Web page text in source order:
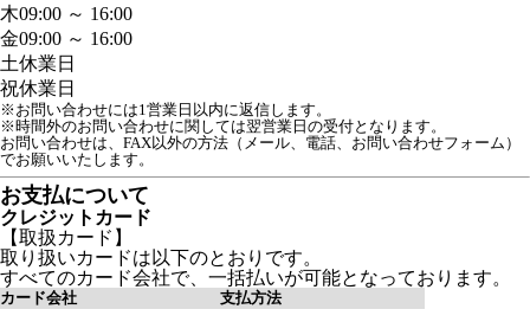
木09:00 ～ 16:00
金09:00 ～ 16:00
土休業日
祝休業日
※お問い合わせには1営業日以内に返信します。
※時間外のお問い合わせに関しては翌営業日の受付となります。
お問い合わせは、FAX以外の方法（メール、電話、お問い合わせフォーム）
でお願いいたします。
お支払について
クレジットカード
【取扱カード】
取り扱いカードは以下のとおりです。
すべてのカード会社で、一括払いが可能となっております。
カード会社
支払方法